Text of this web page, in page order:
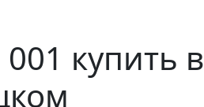
купить в